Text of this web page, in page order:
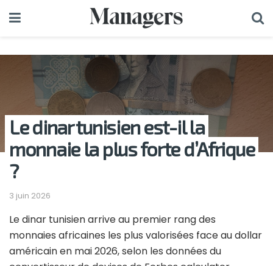
Le dinar tunisien est-il la
monnaie la plus forte d’Afrique
?
3 juin 2026
Le dinar tunisien arrive au premier rang des
monnaies africaines les plus valorisées face au dollar
américain en mai 2026, selon les données du